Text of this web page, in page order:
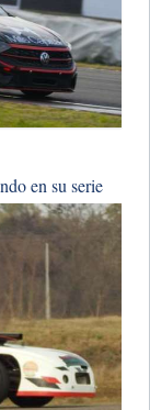
en su serie